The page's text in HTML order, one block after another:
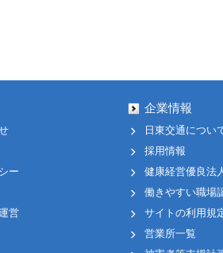
ー
営
企業情報
日東交通につい
採用情報
健康経営優良法
働きやすい職場
サイトの利用規
営業所一覧